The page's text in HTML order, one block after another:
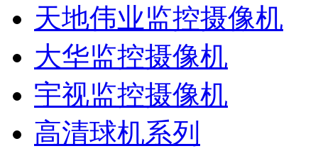
天地伟业监控摄像机
大华监控摄像机
宇视监控摄像机
高清球机系列